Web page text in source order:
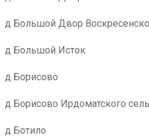
д Большой Двор
д Большой Исток
д Борисово
д Борисово Ирдоматского
д Ботило